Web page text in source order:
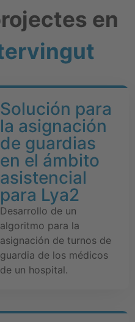
en
Solución para
la asignación
de guardias
en el ámbito
asistencial
para Lya2
Desarrollo de un
algoritmo para la
asignación de turnos de
guardia de los médicos
de un hospital.